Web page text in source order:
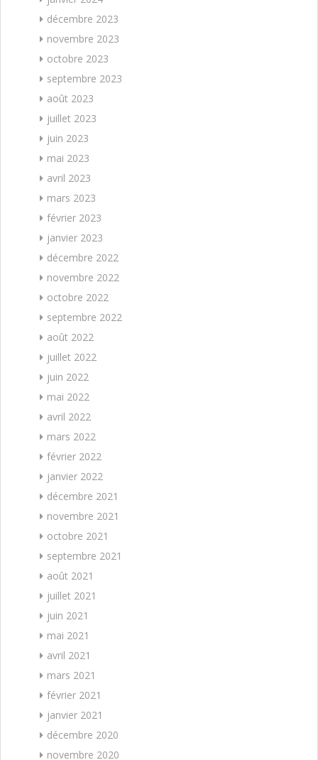
décembre 2023
novembre 2023
octobre 2023
septembre 2023
août 2023
juillet 2023
juin 2023
mai 2023
avril 2023
mars 2023
février 2023
janvier 2023
décembre 2022
novembre 2022
octobre 2022
septembre 2022
août 2022
juillet 2022
juin 2022
mai 2022
avril 2022
mars 2022
février 2022
janvier 2022
décembre 2021
novembre 2021
octobre 2021
septembre 2021
août 2021
juillet 2021
juin 2021
mai 2021
avril 2021
mars 2021
février 2021
janvier 2021
décembre 2020
novembre 2020